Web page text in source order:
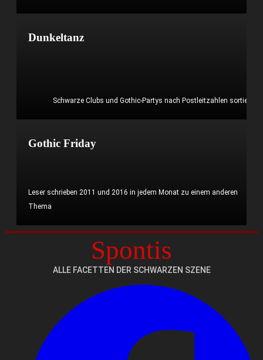
Mehr erfahren?
Dunkeltanz
Schwarze Clubs und Gothic-Partys nach Postleitzahlen sortiert
Mehr erfahren?
Gothic Friday
Leser schrieben 2011 und 2016 in jedem Monat zu einem anderen
Thema
Mehr erfahren?Spontis
ALLE FACETTEN DER SCHWARZEN SZENE